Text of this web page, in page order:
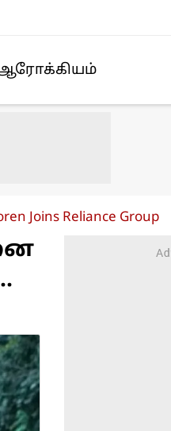
Joins Reliance Group